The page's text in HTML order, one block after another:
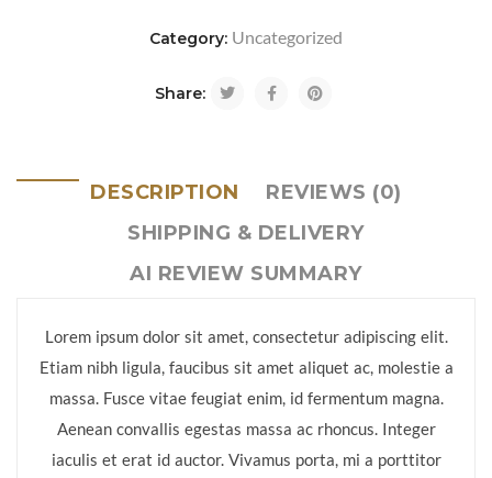
Category: Uncategorized
Share:
DESCRIPTION
REVIEWS (0)
SHIPPING & DELIVERY
AI REVIEW SUMMARY
Lorem ipsum dolor sit amet, consectetur adipiscing elit.
Etiam nibh ligula, faucibus sit amet aliquet ac, molestie a
massa. Fusce vitae feugiat enim, id fermentum magna.
Aenean convallis egestas massa ac rhoncus. Integer
iaculis et erat id auctor. Vivamus porta, mi a porttitor